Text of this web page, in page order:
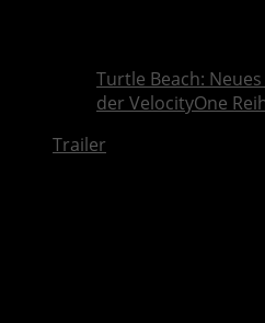
Turtle Beach:
der VelocityOne
Trailer